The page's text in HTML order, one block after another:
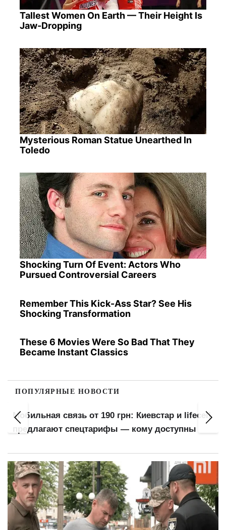
Tallest Women On Earth — Their Height Is
Jaw-Dropping
Mysterious Roman Statue Unearthed In
Toledo
Shocking Turn Of Event: Actors Who
Pursued Controversial Careers
Remember This Kick-Ass Star? See His
Shocking Transformation
These 6 Movies Were So Bad That They
Became Instant Classics
ПОПУЛЯРНЫЕ НОВОСТИ
Мобильная связь от 190 грн: Киевстар и lifecell
предлагают спецтарифы — кому доступны